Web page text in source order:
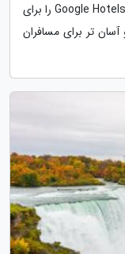
گوگل در کانادا، به تازگی خدمت جدیدی به نام Google Hotels را برای
تر برای مسافران